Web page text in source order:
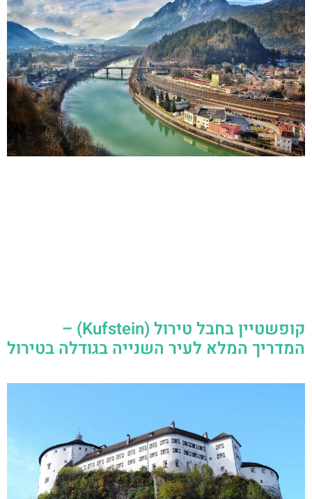
קופשטיין בחבל טירול (Kufstein) –
המדריך המלא לעיר השנייה בגודלה בטירול